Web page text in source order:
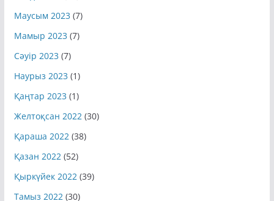
Маусым 2023 (7)
Мамыр 2023 (7)
Сәуір 2023 (7)
Наурыз 2023 (1)
Қаңтар 2023 (1)
Желтоқсан 2022(30)
Қараша 2022(38)
Қазан 2022(52)
Қыркүйек 2022(39)
Тамыз 2022(30)